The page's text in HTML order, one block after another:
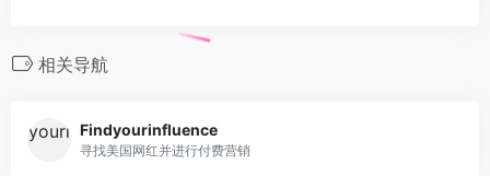
相关导航
Findyourinfluence
寻找美国网红并进行付费营销